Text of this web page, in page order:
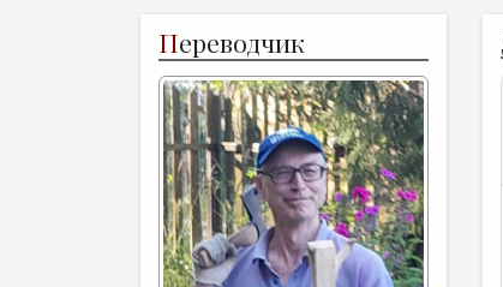
Переводчик